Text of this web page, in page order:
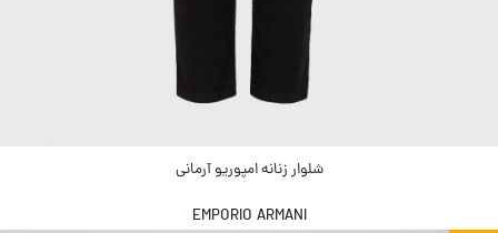
شلوار زنانه امپوریو آرمانی
EMPORIO ARMANI